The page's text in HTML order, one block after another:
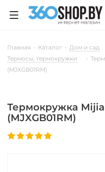
Главная - Каталог - Дом и сад
Термосы, термокружки
-
(MJXGB01RM)
Термокружка
(MJXGB01RM)